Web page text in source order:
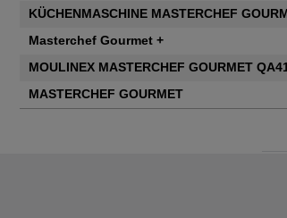
KÜCHENMASCHINE MASTERCHEF
Masterchef Gourmet +
MOULINEX MASTERCHEF GOURMET
MASTERCHEF GOURMET